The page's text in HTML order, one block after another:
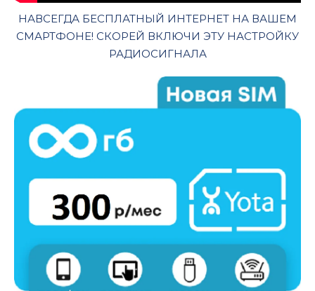
НАВСЕГДА БЕСПЛАТНЫЙ ИНТЕРНЕТ НА ВАШЕМ
СМАРТФОНЕ! СКОРЕЙ ВКЛЮЧИ ЭТУ НАСТРОЙКУ
РАДИОСИГНАЛА